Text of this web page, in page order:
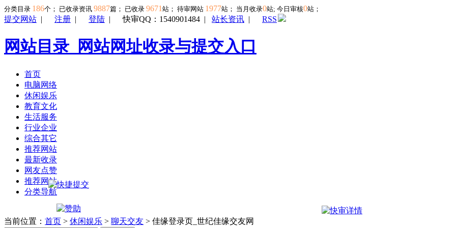
分类目录 186个； 已收录资讯 9887篇； 已收录 9671 站； 待审网站 1977站； 当月收录0站; 今日审核0站；
提交网站 | 注册 | 登陆 |快审QQ：1540901484 | 站长资讯 | RSS
网站目录_网站网址收录与提交入口
首页
电脑网络
休闲娱乐
教育文化
生活服务
行业企业
综合其它
推荐网站
最新收录
网友点赞
推荐网站
分类导航
当前位置： 首页 > 休闲娱乐 > 聊天交友 > 佳缘登录页_世纪佳缘交友网